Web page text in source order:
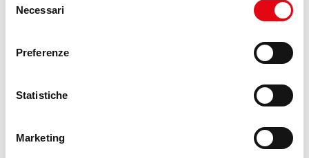
modificare le tue preferenze in ogni momento mediante il
link “Impostazione dei cookie” a fine pagina. Per ulteriori
Cookie
Policy.
delNecessari
Preferenze
Statistiche
Marketing